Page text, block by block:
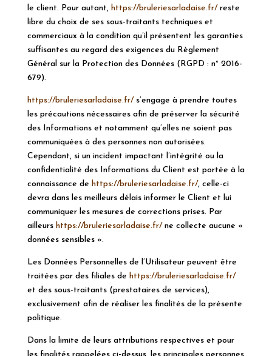
le client. Pour autant, https://bruleriesarladaise.fr/ reste
libre du choix de ses sous-traitants techniques et
commerciaux à la condition qu’il présentent les garanties
suffisantes au regard des exigences du Règlement
Général sur la Protection des Données (RGPD : n° 2016-
679).
https://bruleriesarladaise.fr/s’engage à prendre toutes
les précautions nécessaires afin de préserver la sécurité
des Informations et notamment qu’elles ne soient pas
communiquées à des personnes non autorisées.
Cependant, si un incident impactant l’intégrité ou la
confidentialité des Informations du Client est portée à la
connaissance de https://bruleriesarladaise.fr/, celle-ci
devra dans les meilleurs délais informer le Client et lui
communiquer les mesures de corrections prises. Par
ailleurs https://bruleriesarladaise.fr/ne collecte aucune «
données sensibles ».
Les Données Personnelles de l’Utilisateur peuvent être
traitées par des filiales de https://bruleriesarladaise.fr/
et des sous-traitants (prestataires de services),
exclusivement afin de réaliser les finalités de la présente
politique.
Dans la limite de leurs attributions respectives et pour